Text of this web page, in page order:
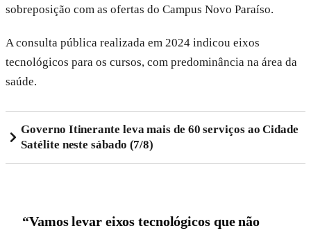
sobreposição com as ofertas do Campus Novo Paraíso.
A consulta pública realizada em 2024 indicou eixos
tecnológicos para os cursos, com predominância na área da
saúde.
Governo Itinerante leva mais de 60 serviços ao Cidade
Satélite neste sábado (7/8)
“Vamos levar eixos tecnológicos que não